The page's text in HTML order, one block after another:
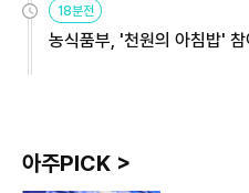
18분전
농식품부, '천원의 아침밥'
아주PICK >